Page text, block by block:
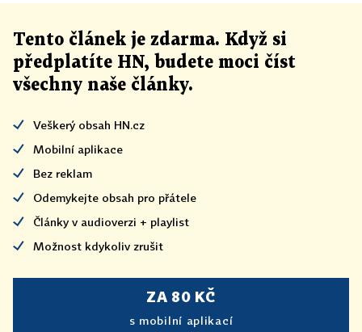
Tento článek je zdarma. Když si
předplatíte HN, budete moci číst
všechny naše články.
Veškerý obsah HN.cz
Mobilní aplikace
Bez reklam
Odemykejte obsah pro přátele
Články v audioverzi + playlist
Možnost kdykoliv zrušit
ZA 80 KČ
s mobilní aplikací